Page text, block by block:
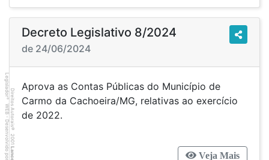
Decreto Legislativo 8/2024
de 24/06/2024
Aprova as Contas Públicas do Município de
Carmo da Cachoeira/MG, relativas ao exercício
de 2022.
Veja Mais
Direitos Autorais
©
2001
Lancer
Legislador
®
WEB - Desenvolvido por